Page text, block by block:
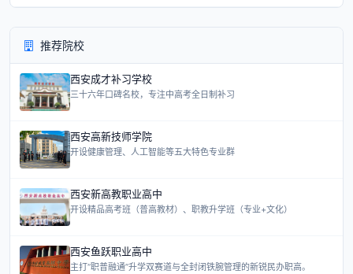
推荐院校
西安成才补习学校
三十六年口碑名校，专注中高考全日制补习
西安高新技师学院
开设健康管理、人工智能等五大特色专业群
西安新高教职业高中
开设精品高考班（普高教材）、职教升学班（专业+文化）
西安鱼跃职业高中
主打“职普融通”升学双赛道与全封闭铁腕管理的新锐民办职高。